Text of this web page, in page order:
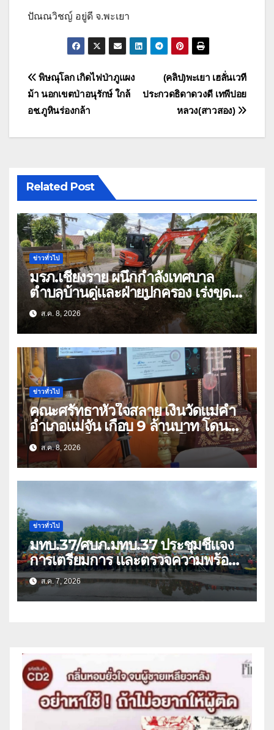
ปัณณวิชญ์ อยู่ดี จ.พะเยา
แนะแนว
เรื่อง
(คลิป)พะเยา เฮลั่นเวที
ประกวดธิดาดวงดี เทพีปอย
หลวง(สาวสอง)
พิษณุโลก เกิดไฟป่าภูแผง
ม้า นอกเขตป่าอนุรักษ์ ใกล้
อช.ภูหินร่องกล้า
Related Post
ข่าวทั่วไป
มรภ.เชียงราย ผนึกกำลังเทศบาล
ตำบลบ้านดู่และฝ่ายปกครอง เร่งขุด
ลอกสิ่งกีดขวางทางน้ำ ป้องกันและลด
ปัญหาน้ำท่วม
ส.ค. 8, 2026
ข่าวทั่วไป
คณะศรัทธาหัวใจสลาย เงินวัดแม่คำ
อำเภอแม่จัน เกือบ 9 ล้านบาท โดน
แก๊งคอลเซ็นเตอร์หลอกให้โอนข้ามปีก
ว่า 66 บัญชี
ส.ค. 8, 2026
ข่าวทั่วไป
มทบ.37/ศบภ.มทบ.37 ประชุมชี้แจง
การเตรียมการ และตรวจความพร้อม
ด้านการบรรเทาสาธารณภัย
ส.ค. 7, 2026